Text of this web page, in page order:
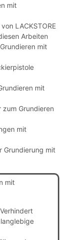
mit
LACKSTORE
Arbeiten
mit
mit
Grundieren
mit
Grundierung mit
mit